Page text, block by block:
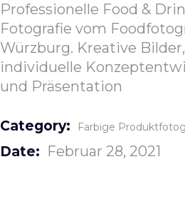
Professionelle Food &
Fotografie vom
Würzburg. Kreative Bilder,
individuelle
und Präsentation
Category: Farbige
Date: Februar 28, 2021